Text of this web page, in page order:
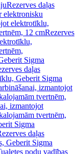
Rezerves daļas
elektronisku
elektrotīklu,
12 cmRezerves
Sigma
daļas
Geberit Sigma
izmantojot
tvertnēm,
izmantojot
tvertnēm,
Sigma
daļas
Geberit Sigma
podu vadības